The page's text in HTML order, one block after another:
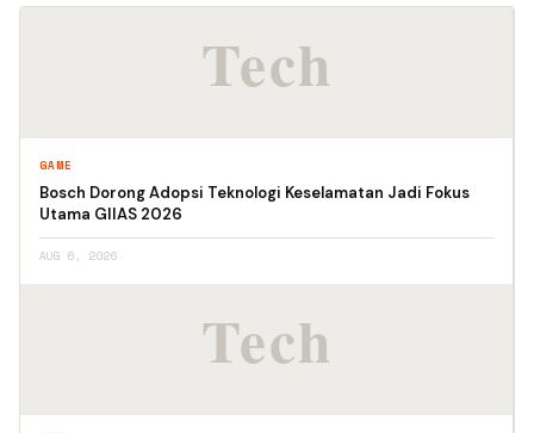
GAME
Bosch Dorong Adopsi Teknologi Keselamatan Jadi Fokus
Utama GIIAS 2026
AUG 6, 2026